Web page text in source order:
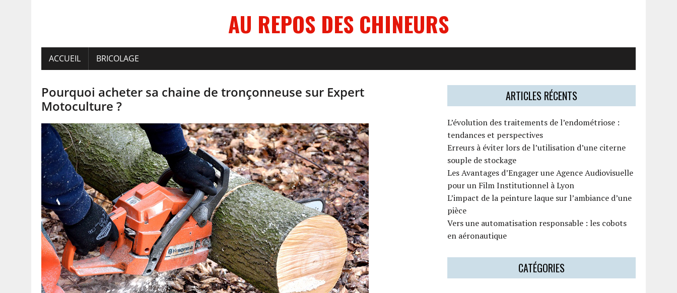
AU REPOS DES CHINEURS
ACCUEIL BRICOLAGE
Pourquoi acheter sa chaine de tronçonneuse sur Expert
Motoculture ?
ARTICLES RÉCENTS
L’évolution des traitements de l’endométriose :
tendances et perspectives
Erreurs à éviter lors de l’utilisation d’une citerne
souple de stockage
Les Avantages d’Engager une Agence Audiovisuelle
pour un Film Institutionnel à Lyon
L’impact de la peinture laque sur l’ambiance d’une
pièce
Vers une automatisation responsable : les cobots
en aéronautique
CATÉGORIES